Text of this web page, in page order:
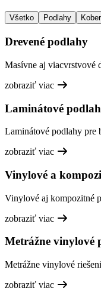
Všetko Podlahy
Drevené podlahy
Masívne aj viacvrstvové
zobraziť viac
Laminátové
Laminátové podlahy pre
zobraziť viac
Vinylové a
Vinylové aj kompozitné
zobraziť viac
Metrážne vinylové
Metrážne vinylové
zobraziť viac